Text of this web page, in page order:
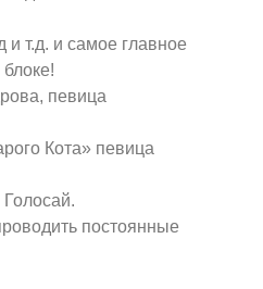
т.д. и самое главное
певица
Кота» певица
постоянные